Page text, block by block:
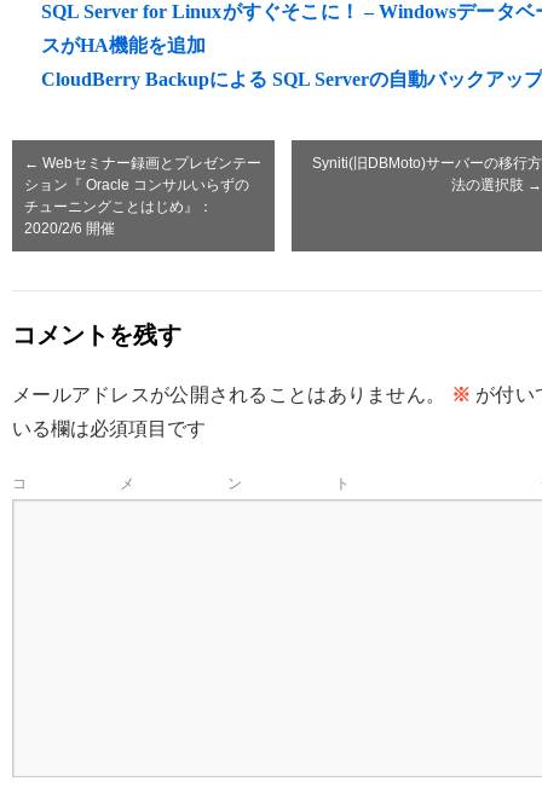
SQL Server for Linuxがすぐそこに！ – Windowsデータベ
スがHA機能を追加
CloudBerry Backupによる SQL Serverの自動バックアップ
← Webセミナー録画とプレゼンテー
ション『 Oracle コンサルいらずの
チューニングことはじめ』：
2020/2/6 開催
Syniti(旧DBMoto)サーバーの移行方
法の選択肢 →
コメントを残す
メールアドレスが公開されることはありません。 ※ が付い
いる欄は必須項目です
コメント